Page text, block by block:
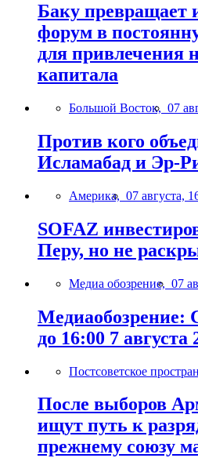
Баку превращает
форум в
для привлечения
капитала
Большой Восток, 07
Против кого
Исламабад и Эр-
Америка, 07 августа,
SOFAZ
Перу, но не
Медиа обозрение, 07
Медиаобозрение:
до 16:00 7 августа
Постсоветское
После выборов
ищут путь к
прежнему союзу